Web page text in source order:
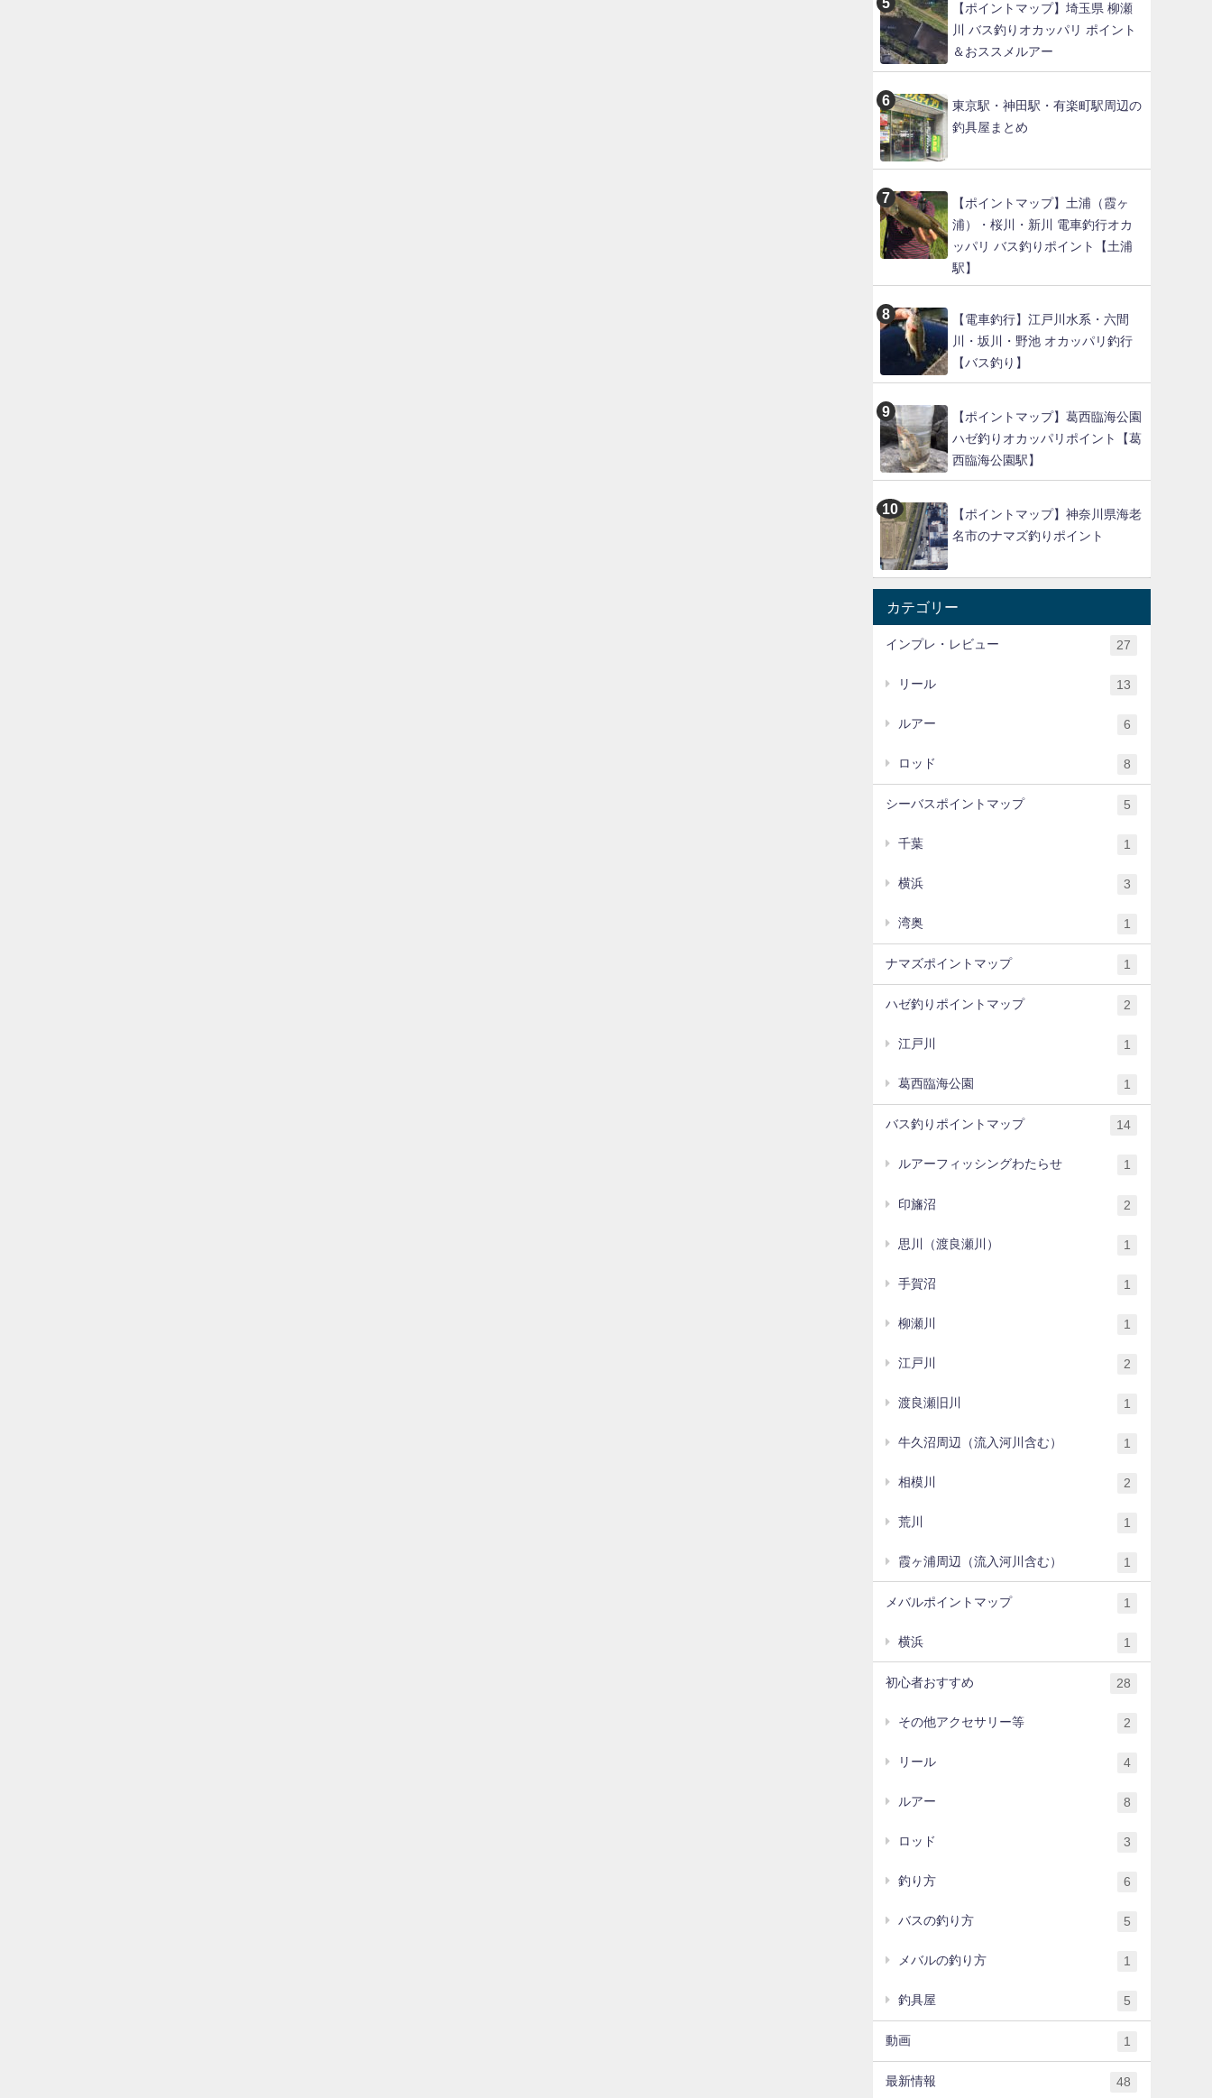
【ポイントマップ】埼玉県 柳瀬
川 バス釣りオカッパリ ポイント
＆おススメルアー
東京駅・神田駅・有楽町駅周辺の
釣具屋まとめ
【ポイントマップ】土浦（霞ヶ
浦）・桜川・新川 電車釣行オカ
ッパリ バス釣りポイント【土浦
駅】
【電車釣行】江戸川水系・六間
川・坂川・野池 オカッパリ釣行
【バス釣り】
【ポイントマップ】葛西臨海公園
ハゼ釣りオカッパリポイント【葛
西臨海公園駅】
【ポイントマップ】神奈川県海老
名市のナマズ釣りポイント
カテゴリー
インプレ・レビュー 27
リール 13
ルアー 6
ロッド 8
シーバスポイントマップ 5
千葉 1
横浜 3
湾奥 1
ナマズポイントマップ 1
ハゼ釣りポイントマップ 2
江戸川 1
葛西臨海公園 1
バス釣りポイントマップ 14
ルアーフィッシングわたらせ 1
印旛沼 2
思川（渡良瀬川） 1
手賀沼 1
柳瀬川 1
江戸川 2
渡良瀬旧川 1
牛久沼周辺（流入河川含む） 1
相模川 2
荒川 1
霞ヶ浦周辺（流入河川含む） 1
メバルポイントマップ 1
横浜 1
初心者おすすめ 28
その他アクセサリー等 2
リール 4
ルアー 8
ロッド 3
釣り方 6
バスの釣り方 5
メバルの釣り方 1
釣具屋 5
動画 1
最新情報 48